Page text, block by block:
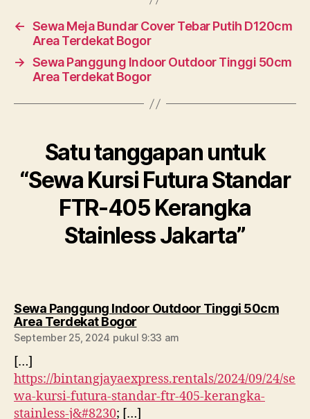
← Sewa Meja Bundar Cover Tebar Putih D120cm
Area Terdekat Bogor
→ Sewa Panggung Indoor Outdoor Tinggi 50cm
Area Terdekat Bogor
Satu tanggapan untuk
“Sewa Kursi Futura Standar
FTR-405 Kerangka
Stainless Jakarta”
Sewa Panggung Indoor Outdoor Tinggi 50cm
Area Terdekat Bogorberkomentar:
September 25, 2024 pukul 9:33 am
[…]
https://bintangjayaexpress.rentals/2024/09/24/se
wa-kursi-futura-standar-ftr-405-kerangka-
stainless-j&#8230; […]